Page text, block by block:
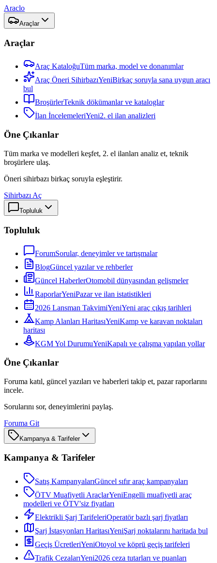
Araclo
Araçlar
Araçlar
Araç KataloğuTüm marka, model ve donanımlar
Araç Öneri SihirbazıYeniBirkaç soruyla sana uygun aracı
bul
BroşürlerTeknik dökümanlar ve kataloglar
İlan İncelemeleriYeni2. el ilan analizleri
Öne Çıkanlar
Tüm marka ve modelleri keşfet, 2. el ilanları analiz et, teknik
broşürlere ulaş.
Öneri sihirbazı birkaç soruyla eşleştirir.
Sihirbazı Aç
Topluluk
Topluluk
ForumSorular, deneyimler ve tartışmalar
BlogGüncel yazılar ve rehberler
Güncel HaberlerOtomobil dünyasından gelişmeler
RaporlarYeniPazar ve ilan istatistikleri
2026 Lansman TakvimiYeniYeni araç çıkış tarihleri
Kamp Alanları HaritasıYeniKamp ve karavan noktaları
haritası
KGM Yol DurumuYeniKapalı ve çalışma yapılan yollar
Öne Çıkanlar
Foruma katıl, güncel yazıları ve haberleri takip et, pazar raporlarını
incele.
Sorularını sor, deneyimlerini paylaş.
Foruma Git
Kampanya & Tarifeler
Kampanya & Tarifeler
Satış KampanyalarıGüncel sıfır araç kampanyaları
ÖTV Muafiyetli AraçlarYeniEngelli muafiyetli araç
modelleri ve ÖTV'siz fiyatları
Elektrikli Şarj TarifeleriOperatör bazlı şarj fiyatları
Şarj İstasyonları HaritasıYeniŞarj noktalarını haritada bul
Geçiş ÜcretleriYeniOtoyol ve köprü geçiş tarifeleri
Trafik CezalarıYeni2026 ceza tutarları ve puanları